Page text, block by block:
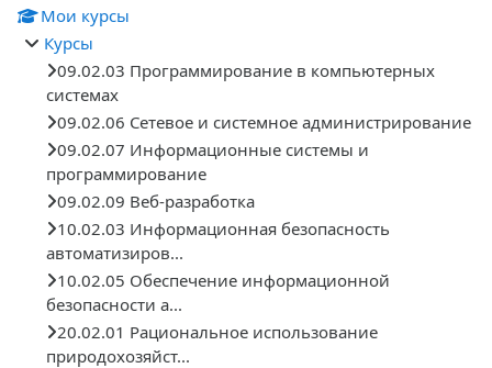
Мои курсы
Курсы
09.02.03 Программирование в компьютерных
системах
09.02.06 Сетевое и системное администрирование
09.02.07 Информационные системы и
программирование
09.02.09 Веб-разработка
10.02.03 Информационная безопасность
автоматизиров...
10.02.05 Обеспечение информационной
безопасности а...
20.02.01 Рациональное использование
природохозяйст...